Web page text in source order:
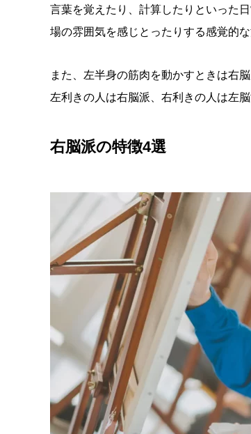
言葉を覚えたり、計算したりといった
場の雰囲気を感じとったりする感覚的
また、左半身の筋肉を動かすときは右
左利きの人は右脳派、右利きの人は左
右脳派の特徴4選